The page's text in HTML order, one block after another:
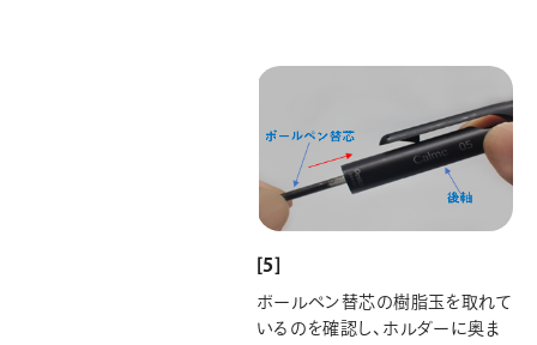
[5]
ボールペン替芯の樹脂玉を取れて
いるのを確認し、ホルダーに奥ま